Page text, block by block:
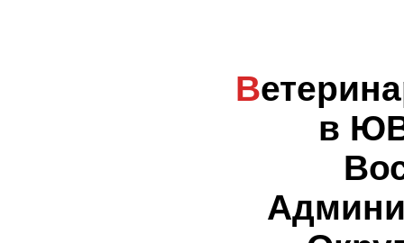
Ветеринарные клиники
в